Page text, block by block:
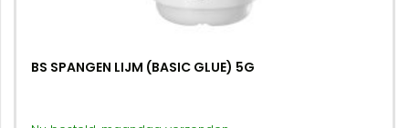
BS SPANGEN LIJM (BASIC GLUE) 5G